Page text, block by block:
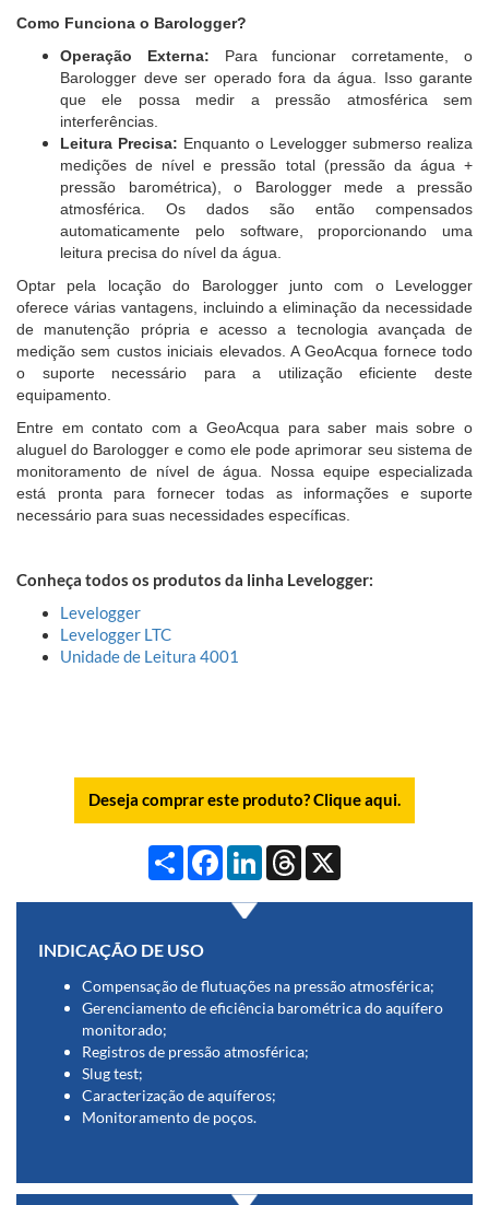
Como Funciona o Barologger?
Operação Externa: Para funcionar corretamente, o
Barologger deve ser operado fora da água. Isso garante
que ele possa medir a pressão atmosférica sem
interferências.
Leitura Precisa: Enquanto o Levelogger submerso realiza
medições de nível e pressão total (pressão da água +
pressão barométrica), o Barologger mede a pressão
atmosférica. Os dados são então compensados
automaticamente pelo software, proporcionando uma
leitura precisa do nível da água.
Optar pela locação do Barologger junto com o Levelogger
oferece várias vantagens, incluindo a eliminação da necessidade
de manutenção própria e acesso a tecnologia avançada de
medição sem custos iniciais elevados. A GeoAcqua fornece todo
o suporte necessário para a utilização eficiente deste
equipamento.
Entre em contato com a GeoAcqua para saber mais sobre o
aluguel do Barologger e como ele pode aprimorar seu sistema de
monitoramento de nível de água. Nossa equipe especializada
está pronta para fornecer todas as informações e suporte
necessário para suas necessidades específicas.
Conheça todos os produtos da linha Levelogger:
Levelogger
Levelogger LTC
Unidade de Leitura 4001
Deseja comprar este produto? Clique aqui.
Compartilhar
FacebookLinkedInThreads
INDICAÇÃO DE USO
Compensação de flutuações na pressão atmosférica;
Gerenciamento de eficiência barométrica do aquífero
monitorado;
Registros de pressão atmosférica;
Slug test;
Caracterização de aquíferos;
Monitoramento de poços.